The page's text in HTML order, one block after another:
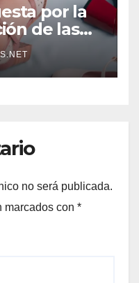
por la
de las
y
no será publicada.
marcados con *